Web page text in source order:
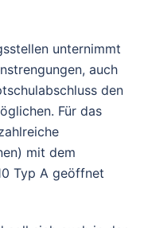
unternimmt
auch
den
Für das
mit dem
Typ A geöffnet